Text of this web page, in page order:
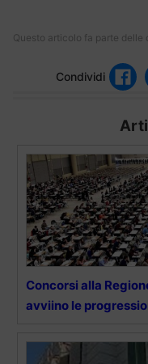
Questo articolo fa parte delle
Condividi
Concorsi alla
avviino le